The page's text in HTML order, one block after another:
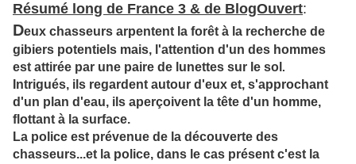
Résumé long de France 3 & de BlogOuvert:
Deux chasseurs arpentent la forêt à la recherche de
gibiers potentiels mais, l'attention d'un des hommes
est attirée par une paire de lunettes sur le sol .
Intrigués, ils regardent autour d'eux et, s'approchant
d'un plan d'eau, ils aperçoivent la tête d'un homme,
flottant à la surface.
La police est prévenue de la découverte des
chasseurs...et la police, dans le cas présent c'est la